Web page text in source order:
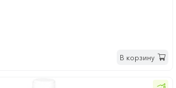
В корзину